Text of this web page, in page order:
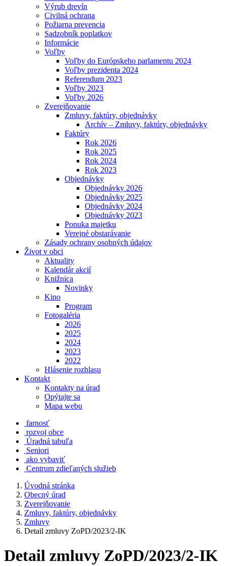
Výrub drevín
Civilná ochrana
Požiarna prevencia
Sadzobník poplatkov
Informácie
Voľby
Voľby do Európskeho parlamentu 2024
Voľby prezidenta 2024
Referendum 2023
Voľby 2023
Voľby 2026
Zverejňovanie
Zmluvy, faktúry, objednávky
Archív – Zmluvy, faktúry, objednávky
Faktúry
Rok 2026
Rok 2025
Rok 2024
Rok 2023
Objednávky
Objednávky 2026
Objednávky 2025
Objednávky 2024
Objednávky 2023
Ponuka majetku
Verejné obstarávanie
Zásady ochrany osobných údajov
Život v obci
Aktuality
Kalendár akcií
Knižnica
Novinky
Kino
Program
Fotogaléria
2026
2025
2024
2023
2022
Hlásenie rozhlasu
Kontakt
Kontakty na úrad
Opýtajte sa
Mapa webu
farnosť
rozvoj obce
Úradná tabuľa
Seniori
ako vybaviť
Centrum zdieľaných služieb
Úvodná stránka
Obecný úrad
Zverejňovanie
Zmluvy, faktúry, objednávky
Zmluvy
Detail zmluvy ZoPD/2023/2-IK
Detail zmluvy ZoPD/2023/2-IK